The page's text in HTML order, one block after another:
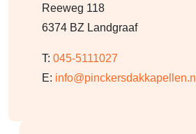
Reeweg 118
6374 BZ Landgraaf
T: 045-5111027
E: info@pinckersdakkapellen.nl